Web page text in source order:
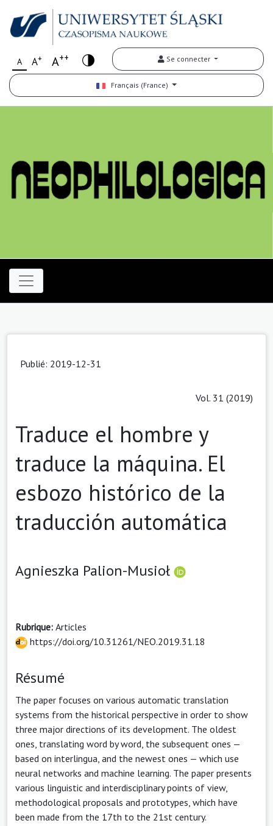
A A+ A++ Se connecter
Français (France)
Publié: 2019-12-31
Vol. 31 (2019)
Traduce el hombre y
traduce la máquina. El
esbozo histórico de la
traducción automática
Agnieszka Palion-Musioł
Rubrique: Articles
https://doi.org/10.31261/NEO.2019.31.18
Résumé
The paper focuses on various automatic translation
systems from the historical perspective in order to show
three major directions of its development. The oldest
ones, translating word by word, the subsequent ones —
based on interlingua, and the newest ones — which use
neural networks and machine learning. The paper presents
various linguistic and interdisciplinary points of view,
methodological proposals and prototypes, which have
been made from the 17th to the 21st century.